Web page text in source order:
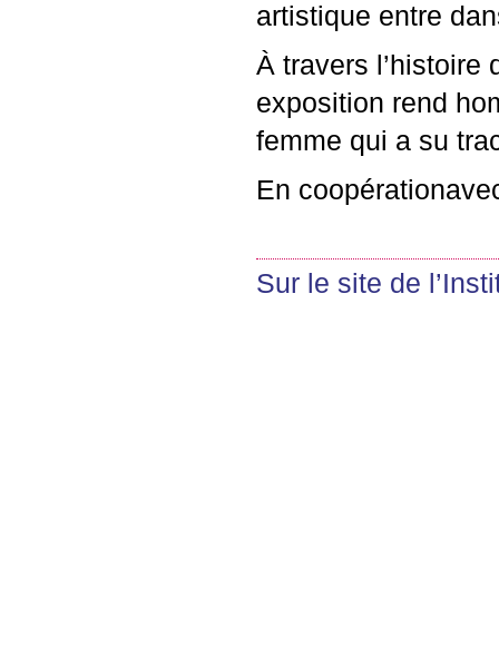
artistique entre
À travers l’histoire
exposition rend
femme qui a su
En
Sur le site de